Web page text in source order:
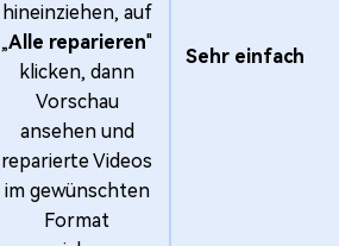
hineinziehen, auf
„Alle reparieren"
klicken, dann
Vorschau
ansehen und
reparierte Videos
im gewünschten
Format
Sehr einfach